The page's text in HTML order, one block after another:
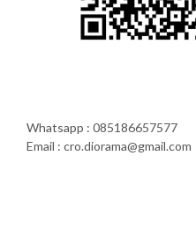
Whatsapp : 085186657577
Email : cro.diorama@gmail.com